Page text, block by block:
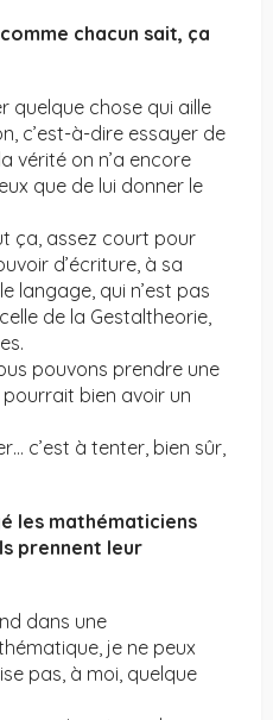
chacun sait, ça
quelque chose qui aille
c’est-à-dire essayer de
vérité on n’a encore
que de lui donner le
ça, assez court pour
d’écriture, à sa
langage, qui n’est pas
de la Gestaltheorie,
pouvons prendre une
bien avoir un
c’est à tenter, bien sûr,
les mathématiciens
prennent leur
dans une
je ne peux
pas, à moi, quelque